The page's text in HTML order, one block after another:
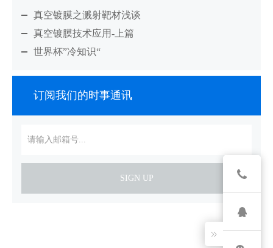
真空镀膜之溅射靶材浅谈
真空镀膜技术应用-上篇
世界杯”冷知识“
订阅我们的时事通讯
SIGN UP